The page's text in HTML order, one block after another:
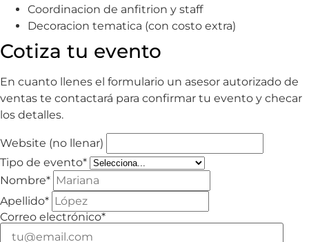
Coordinacion de anfitrion y staff
Decoracion tematica (con costo extra)
Cotiza tu evento
En cuanto llenes el formulario un asesor autorizado de
ventas te contactará para confirmar tu evento y checar
los detalles.
Website (no llenar)
Tipo de evento*
Nombre*
Apellido*
Correo electrónico*